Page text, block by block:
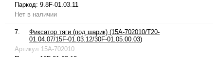
Паркод: 9.8F-01.03.11
Нет в наличии
7.
Фиксатор тяги (под шарик) (15A-702010/T20-
01.04.07/15F-01.03.12/30F-01.05.00.03)
Артикул 15A-702010